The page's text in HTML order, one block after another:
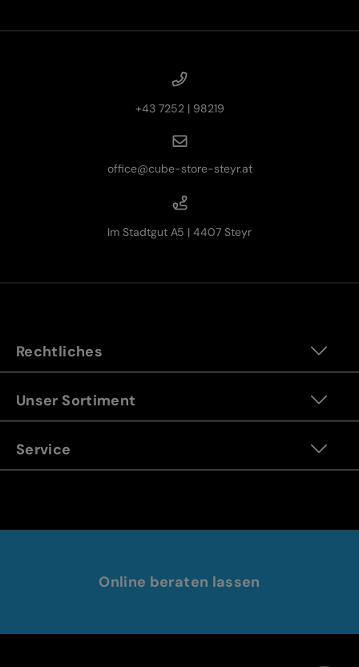
+43 7252 | 98219
office@cube-store-steyr.at
Im Stadtgut A5 | 4407 Steyr
Rechtliches
Unser Sortiment
Service
Online beraten lassen